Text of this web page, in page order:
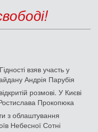
взяв участь у
Андрія Парубія
розмові. У Києві
Прокопюка
з облаштування
Небесної Сотні